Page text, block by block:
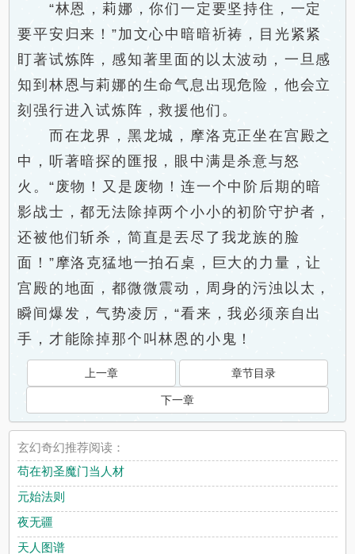
“林恩，莉娜，你们一定要坚持住，一定
要平安归来！”加文心中暗暗祈祷，目光紧紧
盯著试炼阵，感知著里面的以太波动，一旦感
知到林恩与莉娜的生命气息出现危险，他会立
刻强行进入试炼阵，救援他们。
而在龙界，黑龙城，摩洛克正坐在宫殿之
中，听著暗探的匯报，眼中满是杀意与怒
火。“废物！又是废物！连一个中阶后期的暗
影战士，都无法除掉两个小小的初阶守护者，
还被他们斩杀，简直是丟尽了我龙族的脸
面！”摩洛克猛地一拍石桌，巨大的力量，让
宫殿的地面，都微微震动，周身的污浊以太，
瞬间爆发，气势凌厉，“看来，我必须亲自出
手，才能除掉那个叫林恩的小鬼！
上一章 章节目录
下一章
玄幻奇幻推荐阅读：
苟在初圣魔门当人材
元始法则
夜无疆
天人图谱